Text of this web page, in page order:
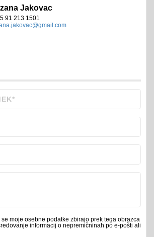
Jakovac
91 213 1501
se moje osebne podatke zbirajo prek tega obrazca
informacij o nepremičninah po e-pošti ali